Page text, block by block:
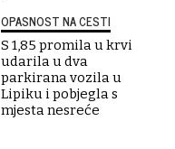
OPASNOST NA CESTI
S 1,85 promila u krvi
udarila u dva
parkirana vozila u
Lipiku i pobjegla s
mjesta nesreće